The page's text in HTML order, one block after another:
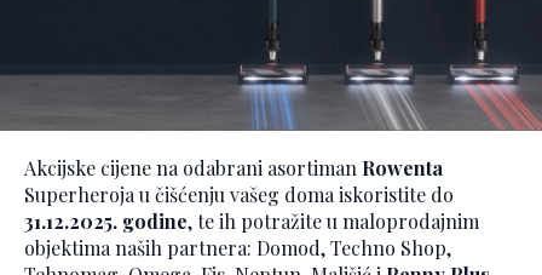
Akcijske cijene na odabrani asortiman Rowenta
Superheroja u čišćenju vašeg doma iskoristite do
31.12.2025. godine, te ih potražite u maloprodajnim
objektima naših partnera: Domod, Techno Shop,